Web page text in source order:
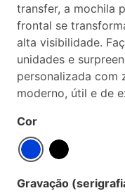
transfer, a mochila
frontal se
alta visibilidade.
unidades e
personalizada com
moderno, útil e de
Cor
Gravação